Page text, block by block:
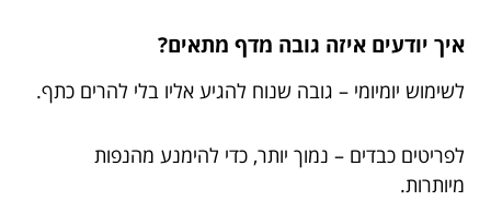
איך יודעים איזה גובה מדף מתאים?
לשימוש יומיומי – גובה שנוח להגיע אליו בלי להרים כתף.
לפריטים כבדים – נמוך יותר, כדי להימנע מהנפות
מיותרות.